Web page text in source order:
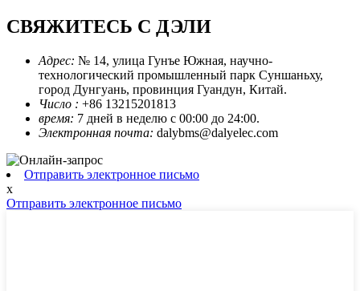
СВЯЖИТЕСЬ С ДЭЛИ
Адрес: № 14, улица Гунъе Южная, научно-
технологический промышленный парк Суншаньху,
город Дунгуань, провинция Гуандун, Китай.
Число : +86 13215201813
время: 7 дней в неделю с 00:00 до 24:00.
Электронная почта: dalybms@dalyelec.com
Отправить электронное письмо
x
Отправить электронное письмо